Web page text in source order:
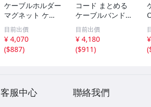
ケーブルホルダー
マグネット ケー
ブルクリップ
【超薄型・様々な
配線対応・片手で
楽々】 コードホ
目前出價
¥ 4,070
($887)
コード まとめる
ケーブルバンド
結束バンド 【自
由に調整・繰り返
し使用可能】 マ
ジックテープ バ
目前出價
¥ 4,180
($911)
(
客服中心 聯絡我們